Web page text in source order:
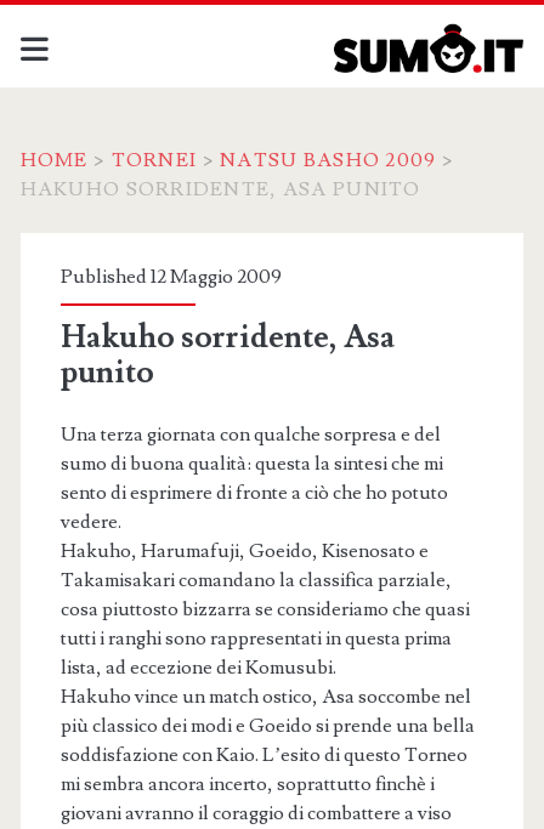
HOME > TORNEI >NATSU BASHO 2009 >
HAKUHO SORRIDENTE, ASA PUNITO
Published 12 Maggio 2009
Hakuho sorridente, Asa
punito
Una terza giornata con qualche sorpresa e del
sumo di buona qualità: questa la sintesi che mi
sento di esprimere di fronte a ciò che ho potuto
vedere.
Hakuho, Harumafuji, Goeido, Kisenosato e
Takamisakari comandano la classifica parziale,
cosa piuttosto bizzarra se consideriamo che quasi
tutti i ranghi sono rappresentati in questa prima
lista, ad eccezione dei Komusubi.
Hakuho vince un match ostico, Asa soccombe nel
più classico dei modi e Goeido si prende una bella
soddisfazione con Kaio. L’esito di questo Torneo
mi sembra ancora incerto, soprattutto finchè i
giovani avranno il coraggio di combattere a viso